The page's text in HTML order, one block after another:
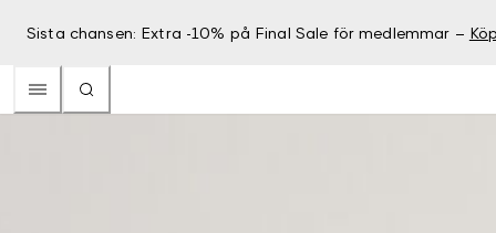
Sista chansen: Extra -10% på Final Sale för medlemmar –